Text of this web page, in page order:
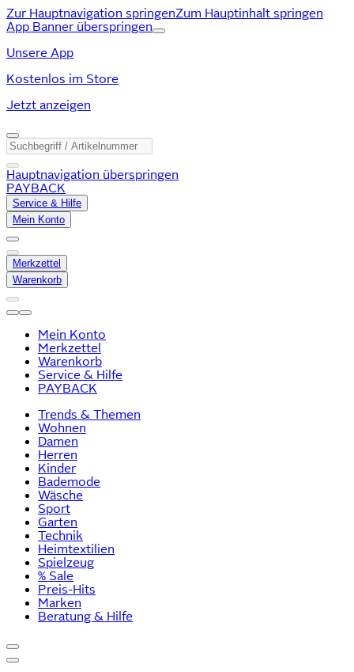
Zur Hauptnavigation springenZum Hauptinhalt springen
App Banner überspringen
Unsere App
Kostenlos im Store
Jetzt anzeigen
Hauptnavigation überspringen
PAYBACK
Service & Hilfe
Mein Konto
Merkzettel
Warenkorb
Mein Konto
Merkzettel
Warenkorb
Service & Hilfe
PAYBACK
Trends & Themen
Wohnen
Damen
Herren
Kinder
Bademode
Wäsche
Sport
Garten
Technik
Heimtextilien
Spielzeug
% Sale
Preis-Hits
Marken
Beratung & Hilfe